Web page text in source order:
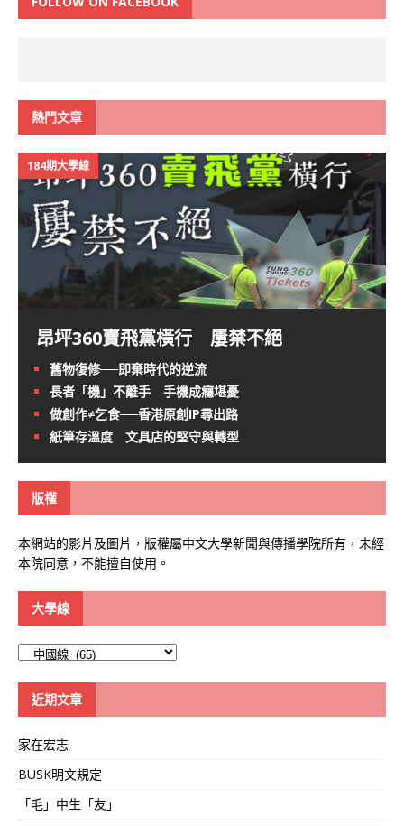
熱門文章
184期大學線
昂坪360賣飛黨橫行 屢禁不絕
舊物復修──即棄時代的逆流
長者「機」不離手 手機成癮堪憂
做創作≠乞食──香港原創IP尋出路
紙筆存溫度 文具店的堅守與轉型
版權
本網站的影片及圖片，版權屬中文大學新聞與傳播學院所有，未經
本院同意，不能擅自使用。
大學線
近期文章
家在宏志
BUSK明文規定
「毛」中生「友」